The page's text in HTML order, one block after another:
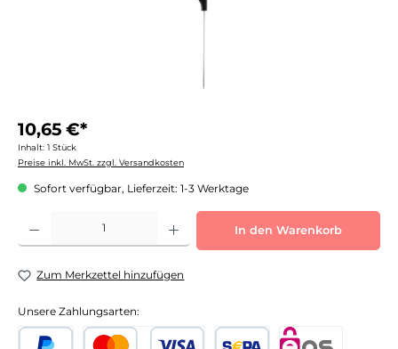
10,65 €*
Inhalt: 1 Stück
Preise inkl. MwSt. zzgl. Versandkosten
Sofort verfügbar, Lieferzeit: 1-3 Werktage
Produkt Anzahl: Gib den gewünschten Wert ein oder benutze die Schaltflächen um
In den Warenkorb
Zum Merkzettel hinzufügen
Unsere Zahlungsarten: